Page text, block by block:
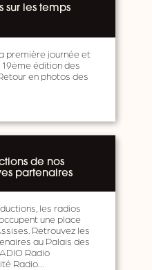
sur les temps
première journée et
19ème édition des
en photos des
de nos
partenaires
les radios
une place
Retrouvez les
au Palais des
Radio
Radio…